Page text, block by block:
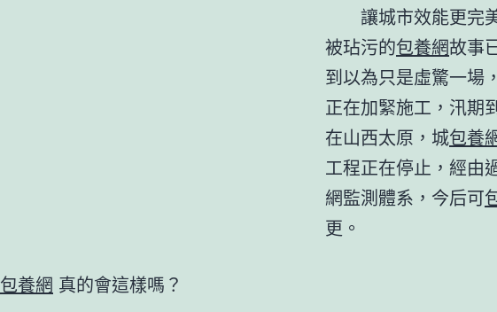
讓城市效能更完
被玷污的包養網故事
到以為只是虛驚一場
正在加緊施工，汛期
在山西太原，城包養
工程正在停止，經由
網監測體系，今后可
更。
包養網 真的會這樣嗎？